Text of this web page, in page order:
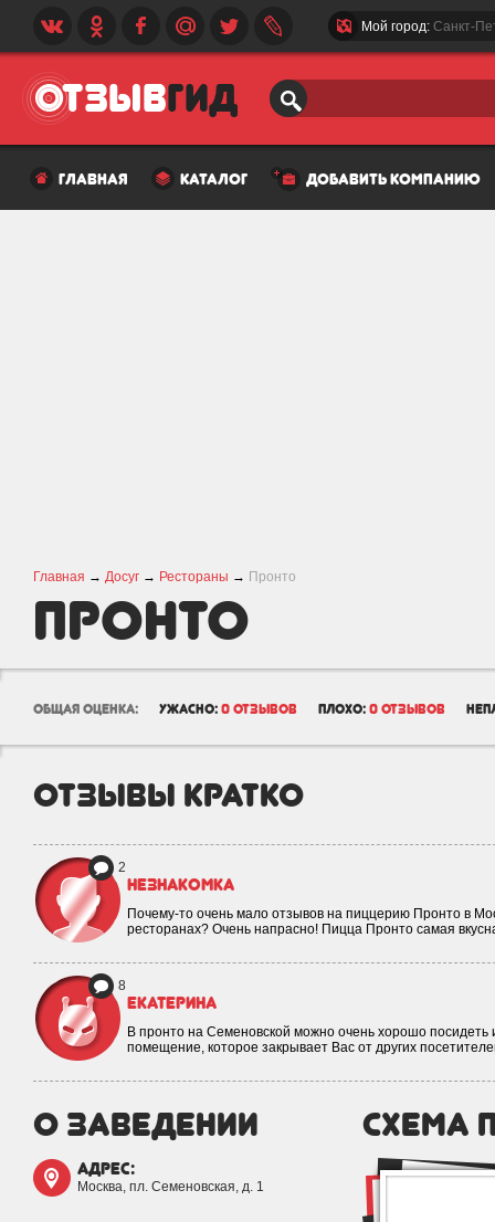
Мой город: Санкт-
главная каталог добавить компанию
Главная → Досуг → Рестораны → Пронто
Пронто
общая оценка: ужасно: 0 отзывов плохо: 0 отзывов
отзывы кратко
2
Незнакомка
Почему-то очень мало отзывов на пиццерию Пронто в
ресторанах? Очень напрасно! Пицца Пронто самая
8
Екатерина
В пронто на Семеновской можно очень хорошо посидеть
помещение, которое закрывает Вас от других
о заведении
адрес:
Москва, пл. Семеновская, д. 1
схема